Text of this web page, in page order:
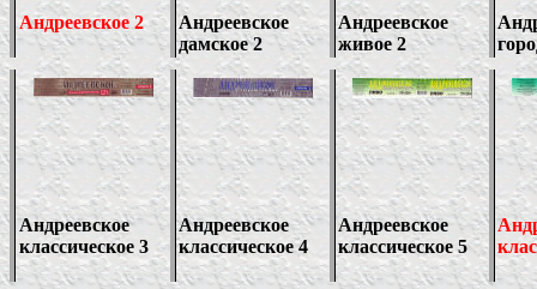
Андреевское 2
Андреевское
дамское 2
Андреевское
живое 2
Андреевское
классическое 3
Андреевское
классическое 4
Андреевское
классическое 5